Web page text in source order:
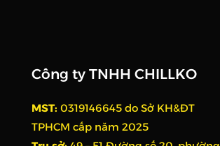
Công ty TNHH CHILLKO
MST: 0319146645 do Sở KH&ĐT
TPHCM cấp năm 2025